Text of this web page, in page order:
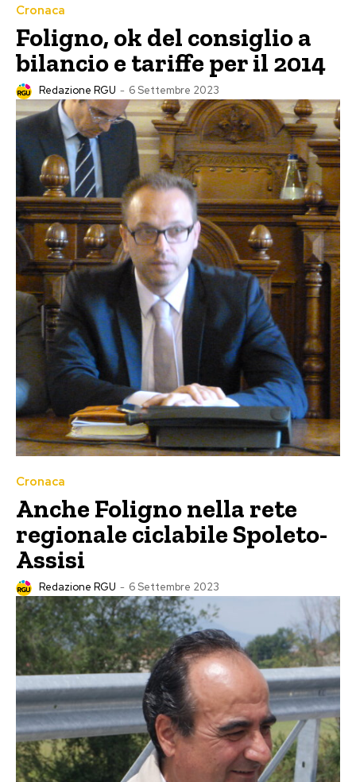
Cronaca
Foligno, ok del consiglio a
bilancio e tariffe per il 2014
Redazione RGU - 6 Settembre 2023
Cronaca
Anche Foligno nella rete
regionale ciclabile Spoleto-
Assisi
Redazione RGU - 6 Settembre 2023